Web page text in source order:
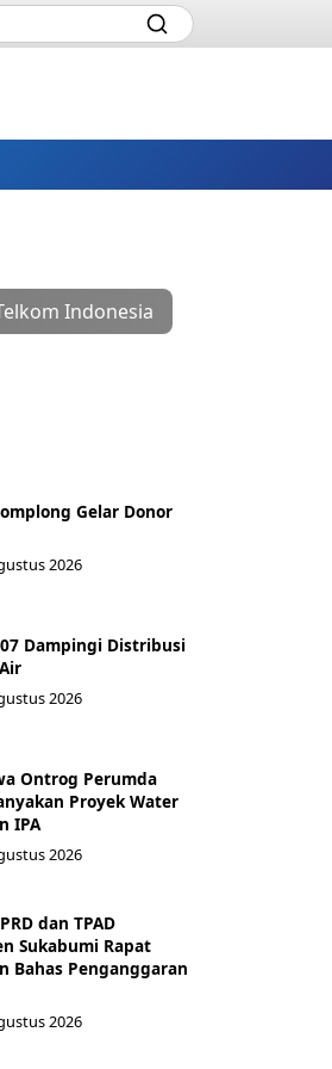
Indonesia
Gelar Donor
2026
Dampingi Distribusi
2026
Ontrog Perumda
Proyek Water
IPA
2026
dan TPAD
Sukabumi Rapat
Bahas Penganggaran
2026